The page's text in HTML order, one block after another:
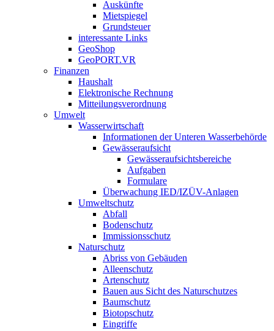
Auskünfte
Mietspiegel
Grundsteuer
interessante Links
GeoShop
GeoPORT.VR
Finanzen
Haushalt
Elektronische Rechnung
Mitteilungsverordnung
Umwelt
Wasserwirtschaft
Informationen der Unteren Wasserbehörde
Gewässeraufsicht
Gewässeraufsichtsbereiche
Aufgaben
Formulare
Überwachung IED/IZÜV-Anlagen
Umweltschutz
Abfall
Bodenschutz
Immissionsschutz
Naturschutz
Abriss von Gebäuden
Alleenschutz
Artenschutz
Bauen aus Sicht des Naturschutzes
Baumschutz
Biotopschutz
Eingriffe